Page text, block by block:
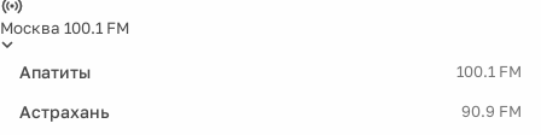
Москва 100.1 FM
Апатиты 100.1 FM
Астрахань 90.9 FM